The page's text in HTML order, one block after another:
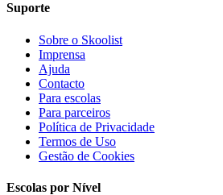
Suporte
Sobre o Skoolist
Imprensa
Ajuda
Contacto
Para escolas
Para parceiros
Política de Privacidade
Termos de Uso
Gestão de Cookies
Escolas por Nível